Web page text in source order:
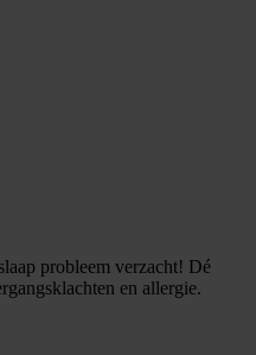
probleem verzacht! Dé
en allergie.